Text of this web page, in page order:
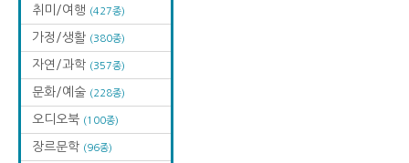
취미/여행 (427종)
가정/생활 (380종)
자연/과학 (357종)
문화/예술 (228종)
오디오북 (100종)
장르문학 (96종)